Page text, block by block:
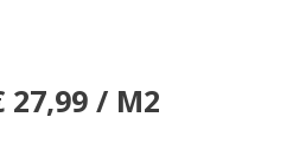
27,99 / M2